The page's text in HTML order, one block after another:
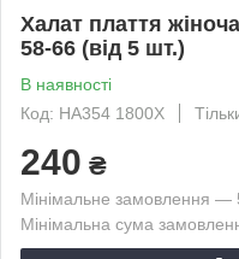
Халат плаття
58-66 (від 5 шт.)
В наявності
Код: HA354 1800X
240 ₴
Мінімальне замовлення —
Мінімальна сума